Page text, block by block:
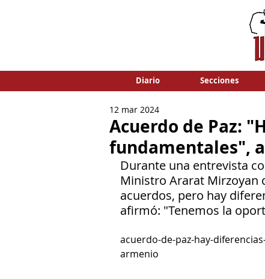
Diario Secciones
Acuerdo de Paz:
fundamentales",
12 mar 2024
Durante una entrevista
Ministro Ararat Mirzoyan
acuerdos, pero hay
afirmó: "Tenemos la
acuerdo-de-paz-hay-
armenio